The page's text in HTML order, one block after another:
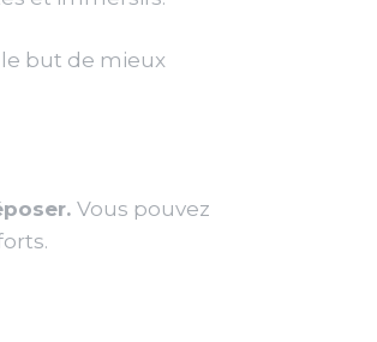
but de mieux
Vous pouvez